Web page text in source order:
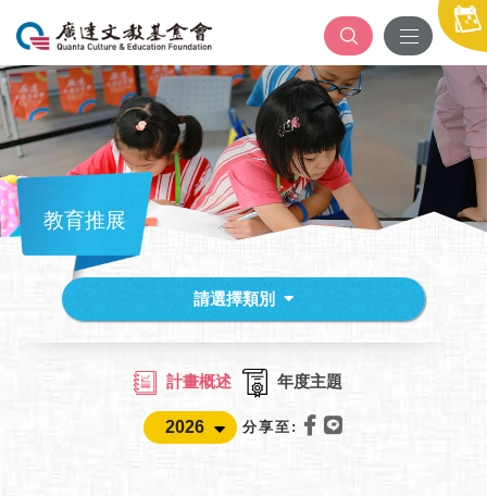
教育推展
請選擇類別
計畫概述 年度主題
分享至: